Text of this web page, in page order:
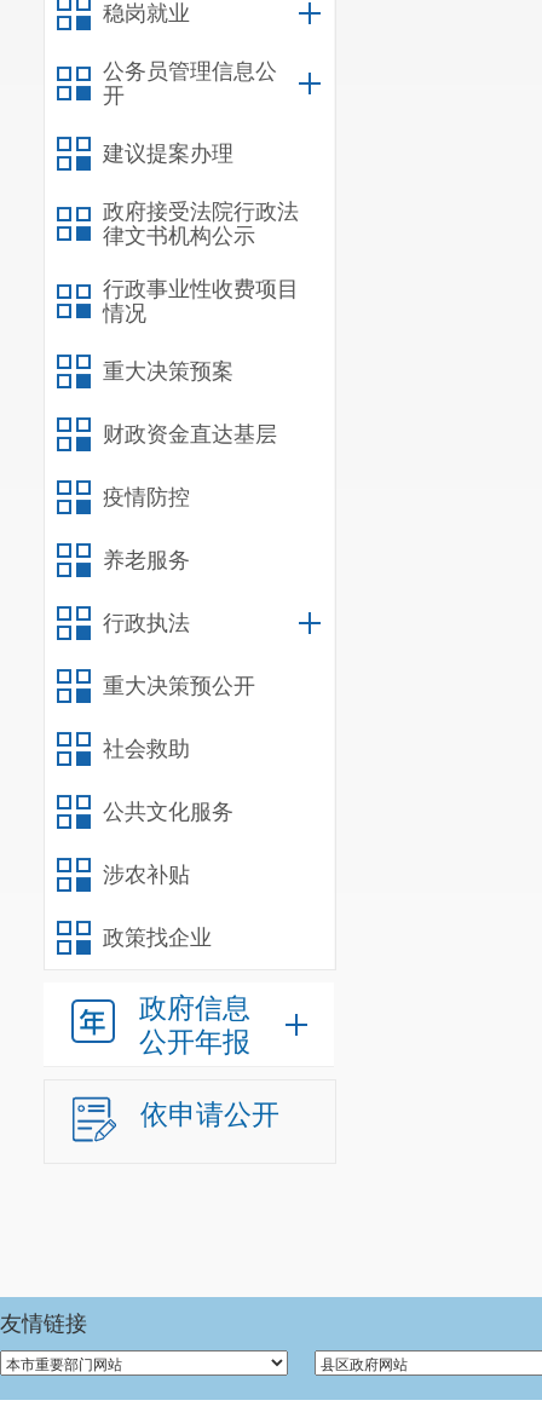
稳岗就业
公务员管理信息公
开
建议提案办理
政府接受法院行政法
律文书机构公示
行政事业性收费项目
情况
重大决策预案
财政资金直达基层
疫情防控
养老服务
行政执法
重大决策预公开
社会救助
公共文化服务
涉农补贴
政策找企业
政府信息
公开年报
依申请公开
友情链接